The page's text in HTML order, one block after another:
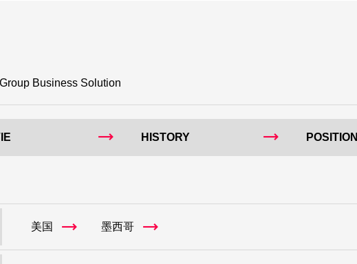
Business Solution
HISTORY POSITION
美国 墨西哥